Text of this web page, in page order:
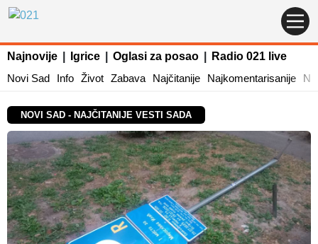
Najnovije Igrice Oglasi za posao
Radio 021 live
Novi Sad
Info Život Zabava Najčitanije Najkomentarisanije
NOVI SAD - NAJČITANIJE VESTI SADA